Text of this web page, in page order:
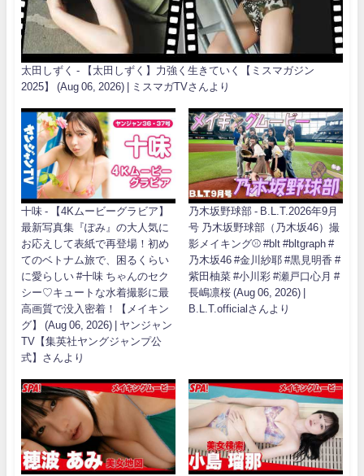
太田しずく - 【太田しずく】力強く生きていく【ミスマガジン
2025】 (Aug 06, 2026) | ミスマガTVさんより
十味 - 【4Kムービーグラビア】
最新写真集『ぽみ』の大人気に
お応えして表紙で再登場！初め
てのベトナム旅で、困るくらい
に愛らしい #十味 ちゃんのセク
シー♡キュートな水着撮影に最
高画質で没入密着！【メイキン
グ】 (Aug 06, 2026) | ヤンジャン
TV【集英社ヤングジャンプ公
式】さんより
乃木坂野球部 - B.L.T.2026年9月
号 乃木坂野球部（乃木坂46）撮
影メイキング⚾️ #blt #bltgraph #
乃木坂46 #金川紗耶 #黒見明香 #
紫田柚菜 #小川彩 #瀬戸口心月 #
長嶋凛桜 (Aug 06, 2026) |
B.L.T.officialさんより